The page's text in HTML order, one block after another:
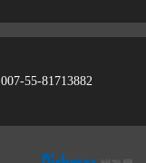
007-55-81713882